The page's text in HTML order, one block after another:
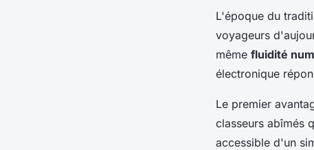
L'époque du
voyageurs
même fluidité
électronique
Le premier
classeurs abîmés
accessible d'un